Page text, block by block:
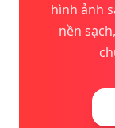
hình ảnh
nền